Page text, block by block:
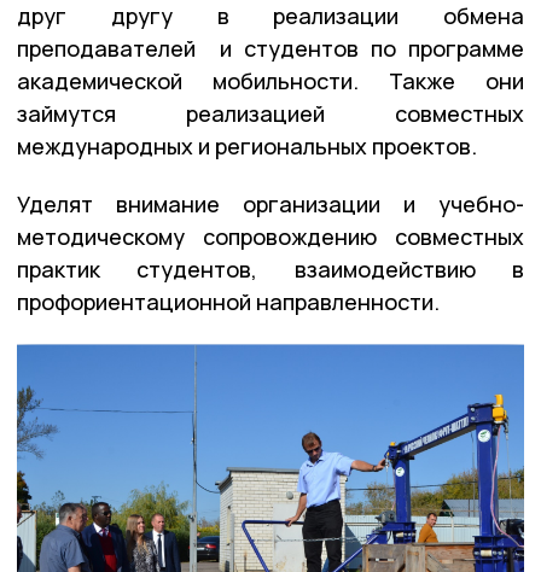
друг другу в реализации обмена
преподавателей и студентов по программе
академической мобильности. Также они
займутся реализацией совместных
международных и региональных проектов.
Уделят внимание организации и учебно-
методическому сопровождению совместных
практик студентов, взаимодействию в
профориентационной направленности.